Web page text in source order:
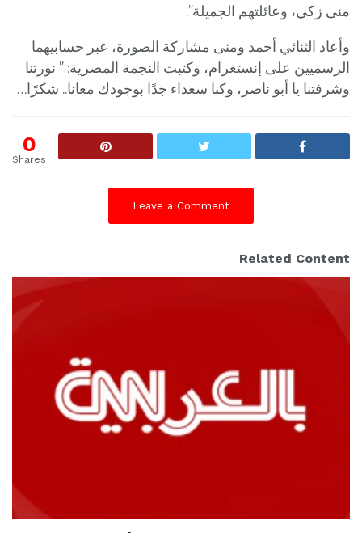
منى زكي، وعائلتهم الجميلة”.
وأعاد الثنائي أحمد ومنى مشاركة الصورة، عبر حسابيهما
الرسميين على إنستغرام، وكتبت النجمة المصرية: ” نورتنا
وشرفتنا يا أبو ناصر، وكنا سعداء جدًا بوجودك معانا.. شكرًا…
0
Shares
Leave a Comment
Related Content